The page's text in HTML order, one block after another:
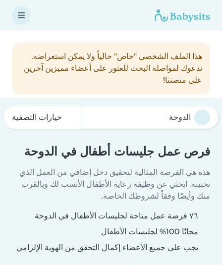
هذا الملف الشخصي "خاص" حالياً ولا يمكن استعراضه.
ندعوك لمواصلة البحث للعثور على أعضاء مميزين آخرين
على منصتنا!
خيارات التصفية
فرص عمل جليسات أطفال في الدوحة
هذه هي الفرصة المثالية لتحقيق دخل إضافي من العمل الذي
تحبينه. ابحثي عن وظيفة رعاية الأطفال الأنسب لك وبالقرب
منك وأيضًا وفقاً لشروطك الخاصة.
٧٦ فرصة عمل متاحة لجليسات الأطفال في الدوحة
مجانًا 100% لجليسات الأطفال
يجب على جميع الأعضاء إكمال التحقق من الهوية الإلزامي